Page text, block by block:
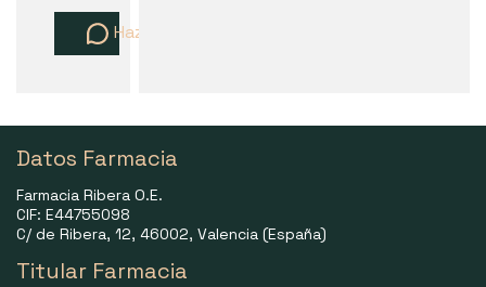
Haz una pregunta
Datos Farmacia
Farmacia Ribera O.E.
CIF: E44755098
C/ de Ribera, 12, 46002, Valencia (España)
Titular Farmacia